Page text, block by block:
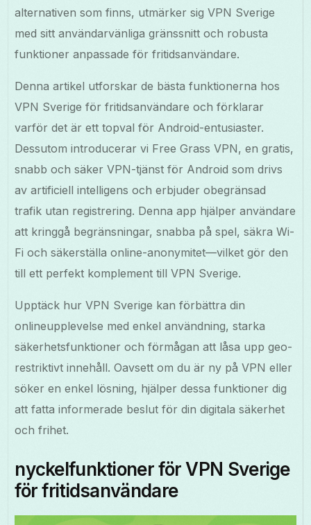
alternativen som finns, utmärker sig VPN Sverige
med sitt användarvänliga gränssnitt och robusta
funktioner anpassade för fritidsanvändare.
Denna artikel utforskar de bästa funktionerna hos
VPN Sverige för fritidsanvändare och förklarar
varför det är ett topval för Android-entusiaster.
Dessutom introducerar vi Free Grass VPN, en gratis,
snabb och säker VPN-tjänst för Android som drivs
av artificiell intelligens och erbjuder obegränsad
trafik utan registrering. Denna app hjälper användare
att kringgå begränsningar, snabba på spel, säkra Wi-
Fi och säkerställa online-anonymitet—vilket gör den
till ett perfekt komplement till VPN Sverige.
Upptäck hur VPN Sverige kan förbättra din
onlineupplevelse med enkel användning, starka
säkerhetsfunktioner och förmågan att låsa upp geo-
restriktivt innehåll. Oavsett om du är ny på VPN eller
söker en enkel lösning, hjälper dessa funktioner dig
att fatta informerade beslut för din digitala säkerhet
och frihet.
nyckelfunktioner för VPN Sverige
för fritidsanvändare